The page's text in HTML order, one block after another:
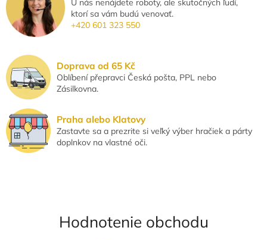
d
a
c
p
r
v
v
ý
p
U nás nenájdete roboty, ale skutočných ľudí,
ktorí sa vám budú venovať.
+420 601 323 550
Doprava od 65 Kč
Oblíbení přepravci Česká pošta, PPL nebo
Zásilkovna.
Praha alebo Klatovy
Zastavte sa a prezrite si veľký výber hračiek a párty
doplnkov na vlastné oči.
Hodnotenie obchodu